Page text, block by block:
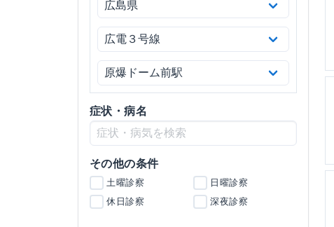
症状・病名
その他の条件
土曜診察
日曜診察
休日診察
深夜診察